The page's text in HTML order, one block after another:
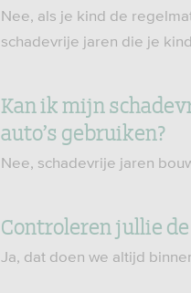
Nee, als je kind de
schadevrije jaren die je
Kan ik mijn
auto’s gebruiken?
Nee, schadevrije jaren
Controleren jullie
Ja, dat doen we altijd